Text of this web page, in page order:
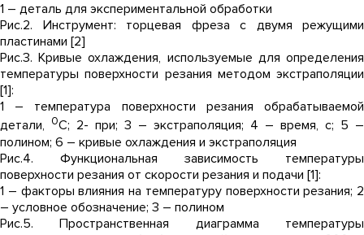
1 – деталь для экспериментальной обработки
Рис.2. Инструмент: торцевая фреза с двумя режущими
пластинами [2]
Рис.3. Кривые охлаждения, используемые для определения
температуры поверхности резания методом экстраполяции
[1]:
1 – температура поверхности резания обрабатываемой
детали,
0С; 2- при; 3 – экстраполяция; 4 – время, с; 5 –
полином; 6 – кривые охлаждения и экстраполяция
Рис.4. Функциональная зависимость температуры
поверхности резания от скорости резания и подачи [1]:
1 – факторы влияния на температуру поверхности резания; 2
– условное обозначение; 3 – полином
Рис.5. Пространственная диаграмма температуры